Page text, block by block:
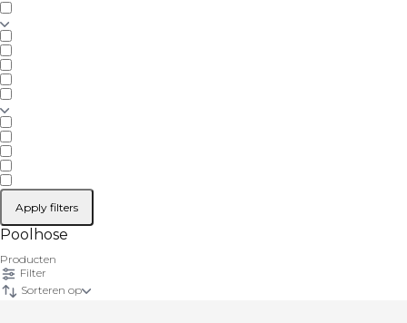
Apply filters
Poolhose
Producten
Filter
Sorteren op